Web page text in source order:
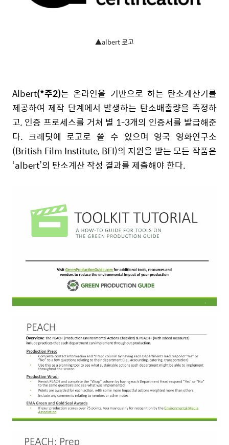
▲albert 로고
Albert(*주2)는 온라인을 기반으로 하는 탄소계산기를
제공하여 제작 단계에서 발생하는 탄소배출량을 측정하
고, 인증 프로세스를 거쳐 별 1-3개의 인증서를 발급해준
다. 크레딧에 로고로 쓸 수 있으며 영국 영화연구소
(British Film Institute, BFI)의 지원을 받는 모든 작품은
‘albert’의 탄소계산 작성 결과를 제출해야 한다.